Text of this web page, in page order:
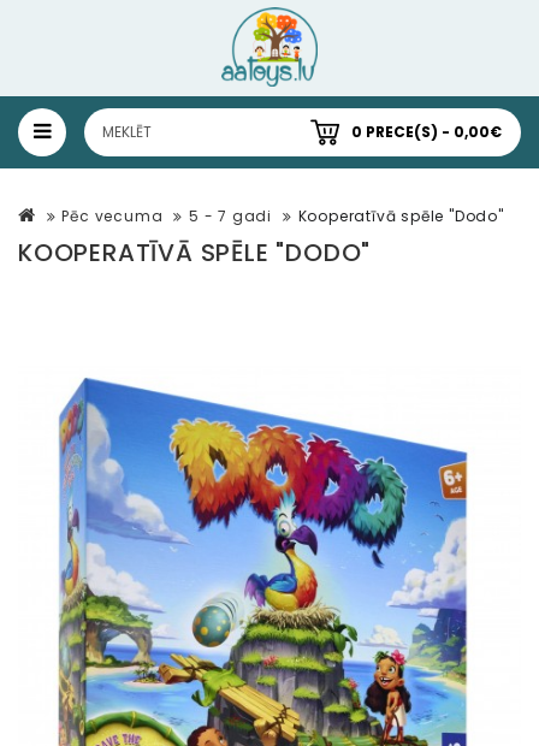
0 PRECE(S) - 0,00€
Pēc vecuma 5 - 7 gadi Kooperatīvā spēle "Dodo"
KOOPERATĪVĀ SPĒLE "DODO"